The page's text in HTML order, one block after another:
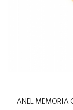
ANEL MEMORIA